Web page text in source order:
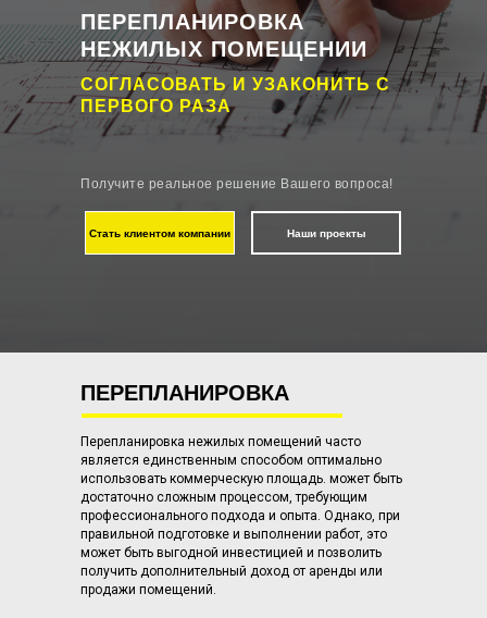
ПЕРЕПЛАНИРОВКА
НЕЖИЛЫХ ПОМЕЩЕНИИ
Получите реальное решение Вашего вопроса!
Стать клиентом компании Наши проекты
СОГЛАСОВАТЬ И УЗАКОНИТЬ С
ПЕРВОГО РАЗА
ПЕРЕПЛАНИРОВКА
Перепланировка нежилых помещений часто
является единственным способом оптимально
использовать коммерческую площадь. может быть
достаточно сложным процессом, требующим
профессионального подхода и опыта. Однако, при
правильной подготовке и выполнении работ, это
может быть выгодной инвестицией и позволить
получить дополнительный доход от аренды или
продажи помещений.